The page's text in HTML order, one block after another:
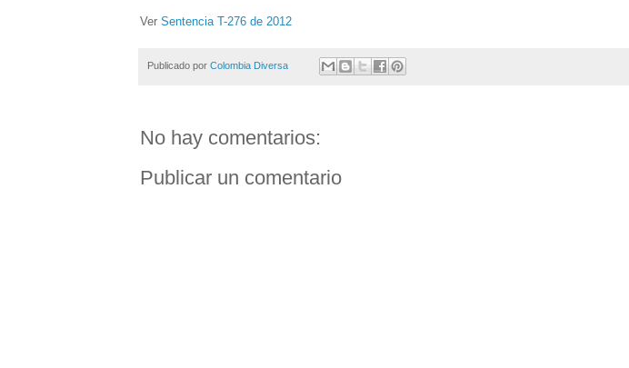
Ver Sentencia T-276 de 2012
Publicado por Colombia Diversa
No hay comentarios:
Publicar un comentario